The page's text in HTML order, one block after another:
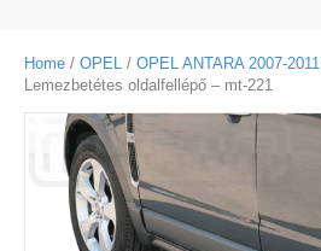
Home / OPEL / OPEL ANTARA 2007-2011
Lemezbetétes oldalfellépő – mt-221